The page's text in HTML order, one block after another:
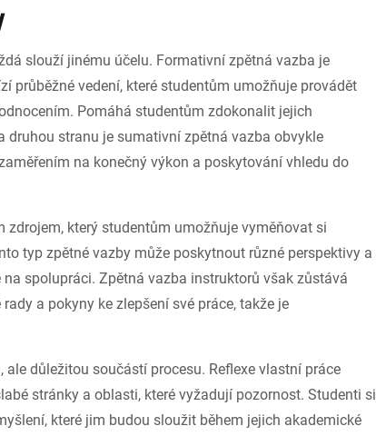
slouží jinému účelu. Formativní zpětná vazba je
průběžné vedení, které studentům umožňuje provádět
Pomáhá studentům zdokonalit jejich
druhou stranu je sumativní zpětná vazba obvykle
na konečný výkon a poskytování vhledu do
který studentům umožňuje vyměňovat si
typ zpětné vazby může poskytnout různé perspektivy a
spolupráci. Zpětná vazba instruktorů však zůstává
a pokyny ke zlepšení své práce, takže je
důležitou součástí procesu. Reflexe vlastní práce
stránky a oblasti, které vyžadují pozornost. Studenti si
které jim budou sloužit během jejich akademické